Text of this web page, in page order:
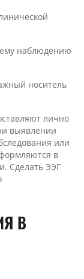
наблюдению
носитель
лично
выявлении
или
в
Сделать ЭЭГ
В